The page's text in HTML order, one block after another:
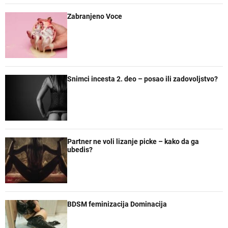
Zabranjeno Voce
Snimci incesta 2. deo – posao ili zadovoljstvo?
Partner ne voli lizanje picke – kako da ga
ubedis?
BDSM feminizacija Dominacija